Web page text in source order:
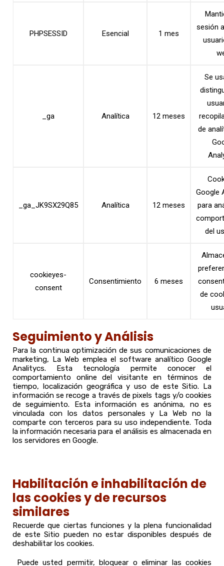
PHPSESSID Esencial 1 mes
sesión
_ga Analítica 12 meses
Se
de
_ga_JK9SX29Q85 Analítica 12 meses
Google
para
del
cookieyes-
consent
Consentimiento 6 meses
de
Seguimiento y Análisis
Para la continua optimización de sus comunicaciones de
marketing, La Web emplea el software analítico Google
Analitycs. Esta tecnología permite conocer el
comportamiento online del visitante en términos de
tiempo, localización geográfica y uso de este Sitio. La
información se recoge a través de pixels tags y/o cookies
de seguimiento. Esta información es anónima, no es
vinculada con los datos personales y La Web no la
comparte con terceros para su uso independiente. Toda
la información necesaria para el análisis es almacenada en
los servidores en Google.
Habilitación e inhabilitación de
las cookies y de recursos
similares
Recuerde que ciertas funciones y la plena funcionalidad
de este Sitio pueden no estar disponibles después de
deshabilitar los cookies.
Puede usted permitir, bloquear o eliminar las cookies